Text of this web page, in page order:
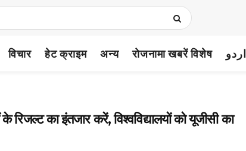
विचार हेट क्राइम अन्य रोजनामा खबरें विशेष اردو
का इंतजार करें, विश्वविद्यालयों को यूजीसी का